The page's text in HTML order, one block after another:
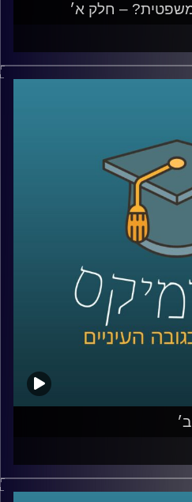
– חלק א׳
המשפטית של יריב לוין,
שכללה בין היתר, הצעה לחוקק פסקת התגברות ברוב של 61,
הסבירות עבר ובוטל,
אלא שבימים אלו ניכר
עם הרפורמה, מה הקואליציה
והאם וכיצד בכלל ראוי
עם פרופ׳ יניב רוזנאי,פרופ׳ חבר
למשפטים, ומנהל משותף
חוקתיים.
של לבנון, הרכב
איתנו והפרק נדבר יותר